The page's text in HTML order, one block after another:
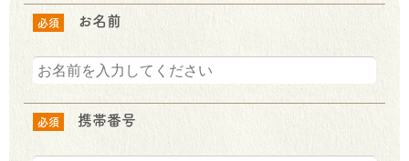
必須 お名前
必須 携帯番号